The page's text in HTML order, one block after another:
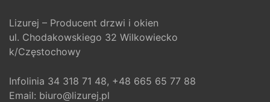
Lizurej – Producent drzwi i okien
ul. Chodakowskiego 32 Wilkowiecko
k/Częstochowy
Infolinia 34 318 71 48, +48 665 65 77 88
Email: biuro@lizurej.pl